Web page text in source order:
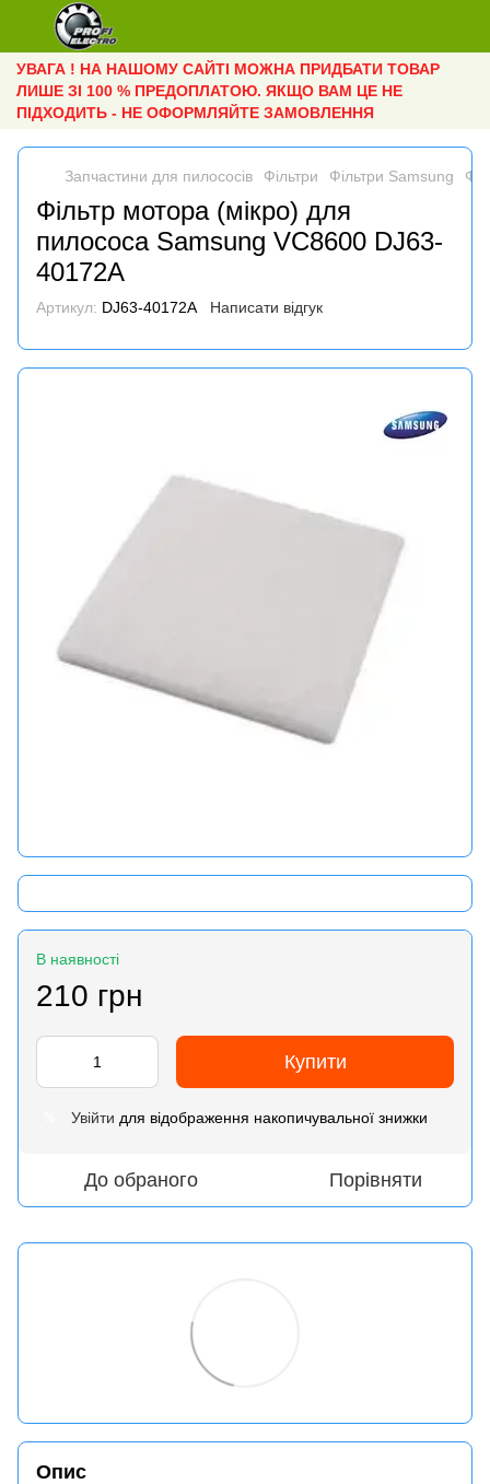
УВАГА ! НА НАШОМУ САЙТІ МОЖНА ПРИДБАТИ ТОВАР
ЛИШЕ ЗІ 100 % ПРЕДОПЛАТОЮ. ЯКЩО ВАМ ЦЕ НЕ
ПІДХОДИТЬ - НЕ ОФОРМЛЯЙТЕ ЗАМОВЛЕННЯ
Запчастини для пилососів Фільтри Фільтри Samsung
Фільтр мотора (мікро) для
пилососа Samsung VC8600 DJ63-
40172A
Артикул: DJ63-40172A Написати відгук
В наявності
210 грн
Купити
Увійти для відображення накопичувальної знижки
До обраного Порівняти
Опис